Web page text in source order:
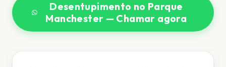
Desentupimento no Parque
Manchester — Chamar agora